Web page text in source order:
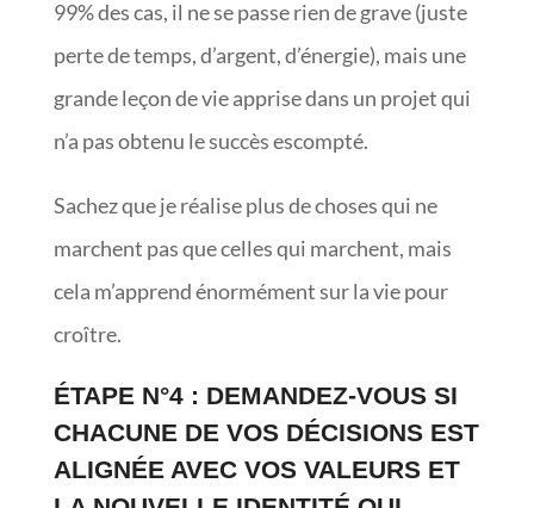
99% des cas, il ne se passe rien de grave (juste
perte de temps, d’argent, d’énergie), mais une
grande leçon de vie apprise dans un projet qui
n’a pas obtenu le succès escompté.
Sachez que je réalise plus de choses qui ne
marchent pas que celles qui marchent, mais
cela m’apprend énormément sur la vie pour
croître.
ÉTAPE N°4 : DEMANDEZ-VOUS SI
CHACUNE DE VOS DÉCISIONS EST
ALIGNÉE AVEC VOS VALEURS ET